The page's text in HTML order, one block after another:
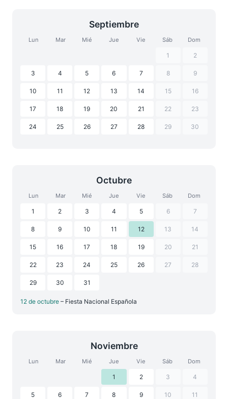
Septiembre
Lun Mar Mié Jue Vie Sáb Dom
1 2
3 4 5 6 7 8 9
10 11 12 13 14 15 16
17 18 19 20 21 22 23
24 25 26 27 28 29 30
Octubre
Lun Mar Mié Jue Vie Sáb Dom
1 2 3 4 5 6 7
8 9 10 11 12 13 14
15 16 17 18 19 20 21
22 23 24 25 26 27 28
29 30 31
12 de octubre – Fiesta Nacional Española
Noviembre
Lun Mar Mié Jue Vie Sáb Dom
1 2 3 4
5 6 7 8 9 10 11